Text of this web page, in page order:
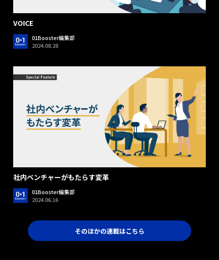
VOICE
01Booster編集部
2024.08.28
社内ベンチャーがもたらす変革
01Booster編集部
2024.06.16
そのほかの連載はこちら